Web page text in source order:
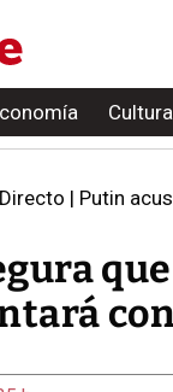
Cultura
Directo | Putin